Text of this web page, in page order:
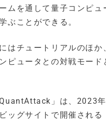
ムを通して量子コンピュ
ぶことができる。
はチュートリアルのほか
ピュータとの対戦モード
」は、2023
ッグサイトで開催される